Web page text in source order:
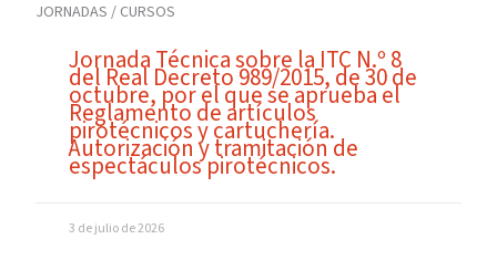
JORNADAS / CURSOS
Jornada Técnica sobre la ITC N.º 8
del Real Decreto 989/2015, de 30 de
octubre, por el que se aprueba el
Reglamento de artículos
pirotécnicos y cartuchería.
Autorización y tramitación de
espectáculos pirotécnicos.
3 de julio de 2026